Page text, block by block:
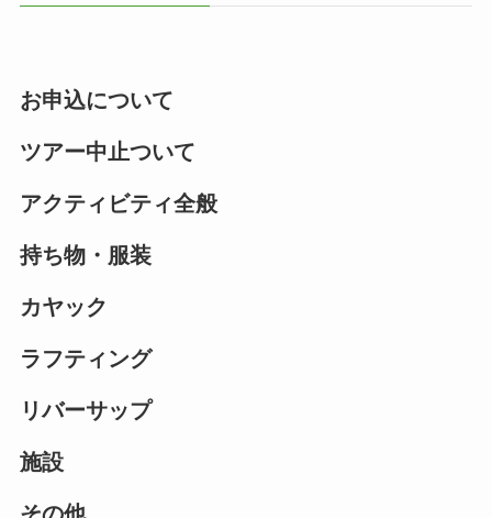
お申込について
ツアー中止ついて
アクティビティ全般
持ち物・服装
カヤック
ラフティング
リバーサップ
施設